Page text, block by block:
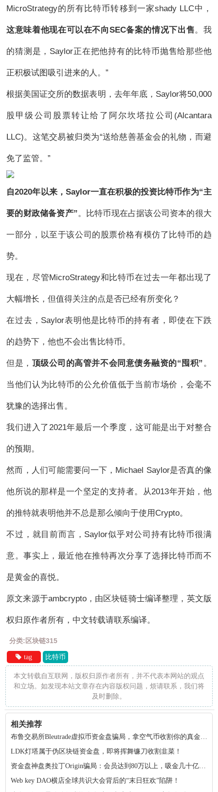
MicroStrategy的所有比特币转移到一家shady LLC中，
这意味着他现在可以在不向SEC备案的情况下出售。我
的猜测是，Saylor正在把他持有的比特币抛售给那些他
正积极试图吸引进来的人。”
根据美国证交所的数据表明，去年年底，Saylor将50,000
股甲级公司股票转让给了阿尔坎塔拉公司(Alcantara
LLC)。这笔交易被归类为“送给慈善基金会的礼物，而避
免了监管。”
自2020年以来，Saylor一直在积极的投资比特币作为“主
要的财政储备资产”。比特币现在占据该公司资本的很大
一部分，以至于该公司的股票价格有模仿了比特币的趋
势。
现在，尽管MicroStrategy和比特币在过去一年都出现了
大幅增长，但值得关注的点是否已经有所变化？
在过去，Saylor表明他是比特币的持有者，即使在下跌
的趋势下，他也不会出售比特币。
但是， 顶级公司的高管并不会同意债务融资的“囤积”。
当他们认为比特币的公允价值低于当前市场价，会毫不
犹豫的选择出售。
我们进入了2021年最后一个季度，这可能是出于对整合
的预期。
然而，人们可能需要问一下，Michael Saylor是否真的像
他所说的那样是一个坚定的支持者。从2013年开始，他
的推特就表明他并不总是那么倾向于使用Crypto。
不过，就目前而言，Saylor似乎对公司持有比特币很满
意。事实上，最近他在推特再次分享了选择比特币而不
是黄金的喜悦。
原文来源于ambcrypto，由区块链骑士编译整理，英文版
权归原作者所有，中文转载请联系编译。
分类:区块链315
tag 比特币
本文转载自互联网，版权归原作者所有，并不代表本网站的观点
和立场。如发现本站文章存在内容版权问题，烦请联系，我们将
及时删除。
相关推荐
布鲁交易所Bleutrade虚拟币资金盘骗局，拿空气币收割你的真金白银！
LDK灯塔属于伪区块链资金盘，即将挥舞镰刀收割韭菜！
资金盘神盘奥拉丁Origin骗局：会员达到80万以上，吸金几十亿！项目方收割完毕！
Web key DAO横店全球共识大会背后的“末日狂欢”陷阱！